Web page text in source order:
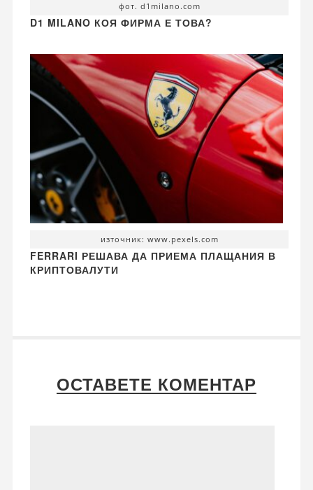
фот. d1milano.com
D1 MILANO КОЯ ФИРМА Е ТОВА?
източник: www.pexels.com
FERRARI РЕШАВА ДА ПРИЕМА ПЛАЩАНИЯ В
КРИПТОВАЛУТИ
ОСТАВЕТЕ КОМЕНТАР